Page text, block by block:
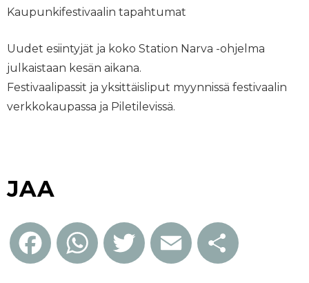
Kaupunkifestivaalin tapahtumat
Uudet esiintyjät ja koko Station Narva -ohjelma
julkaistaan kesän aikana.
Festivaalipassit ja yksittäisliput myynnissä festivaalin
verkkokaupassa ja Piletilevissä.
JAA
FacebookWhatsAppTwitter Email